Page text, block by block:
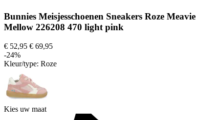
Bunnies Meisjesschoenen Sneakers Roze Meavie
Mellow 226208 470 light pink
€ 52,95 € 69,95
-24%
Kleur/type: Roze
Kies uw maat